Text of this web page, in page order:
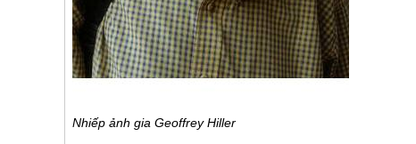
Nhiếp ảnh giaGeoffrey Hiller